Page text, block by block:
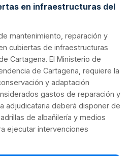
en infraestructuras del
mantenimiento, reparación y
cubiertas de infraestructuras
Cartagena. El Ministerio de
de Cartagena, requiere la
y adaptación
gastos de reparación y
adjudicataria deberá disponer de
de albañilería y medios
ejecutar intervenciones